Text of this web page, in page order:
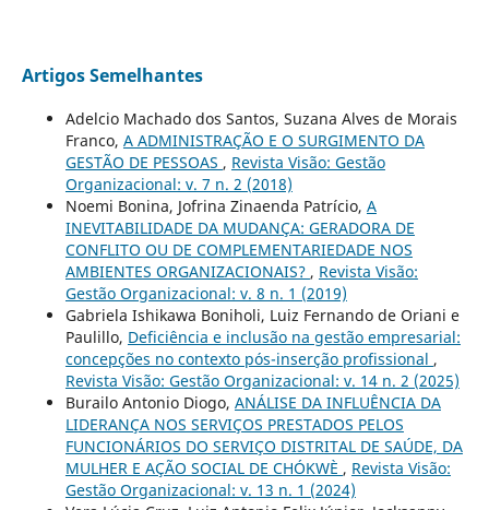
Artigos Semelhantes
Adelcio Machado dos Santos, Suzana Alves de Morais
Franco, A ADMINISTRAÇÃO E O SURGIMENTO DA
GESTÃO DE PESSOAS , Revista Visão: Gestão
Organizacional: v. 7 n. 2 (2018)
Noemi Bonina, Jofrina Zinaenda Patrício, A
INEVITABILIDADE DA MUDANÇA: GERADORA DE
CONFLITO OU DE COMPLEMENTARIEDADE NOS
AMBIENTES ORGANIZACIONAIS? , Revista Visão:
Gestão Organizacional: v. 8 n. 1 (2019)
Gabriela Ishikawa Boniholi, Luiz Fernando de Oriani e
Paulillo, Deficiência e inclusão na gestão empresarial:
concepções no contexto pós-inserção profissional ,
Revista Visão: Gestão Organizacional: v. 14 n. 2 (2025)
Burailo Antonio Diogo, ANÁLISE DA INFLUÊNCIA DA
LIDERANÇA NOS SERVIÇOS PRESTADOS PELOS
FUNCIONÁRIOS DO SERVIÇO DISTRITAL DE SAÚDE, DA
MULHER E AÇÃO SOCIAL DE CHÓKWÈ , Revista Visão:
Gestão Organizacional: v. 13 n. 1 (2024)